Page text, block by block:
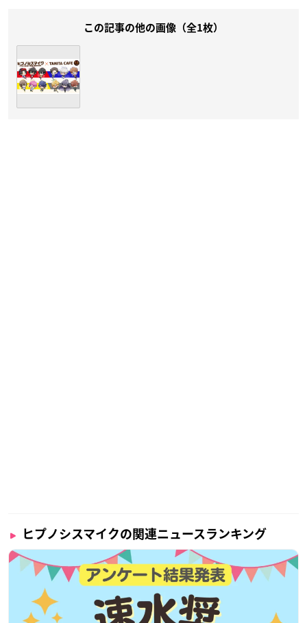
この記事の他の画像（全1枚）
ヒプノシスマイクの関連ニュースランキング